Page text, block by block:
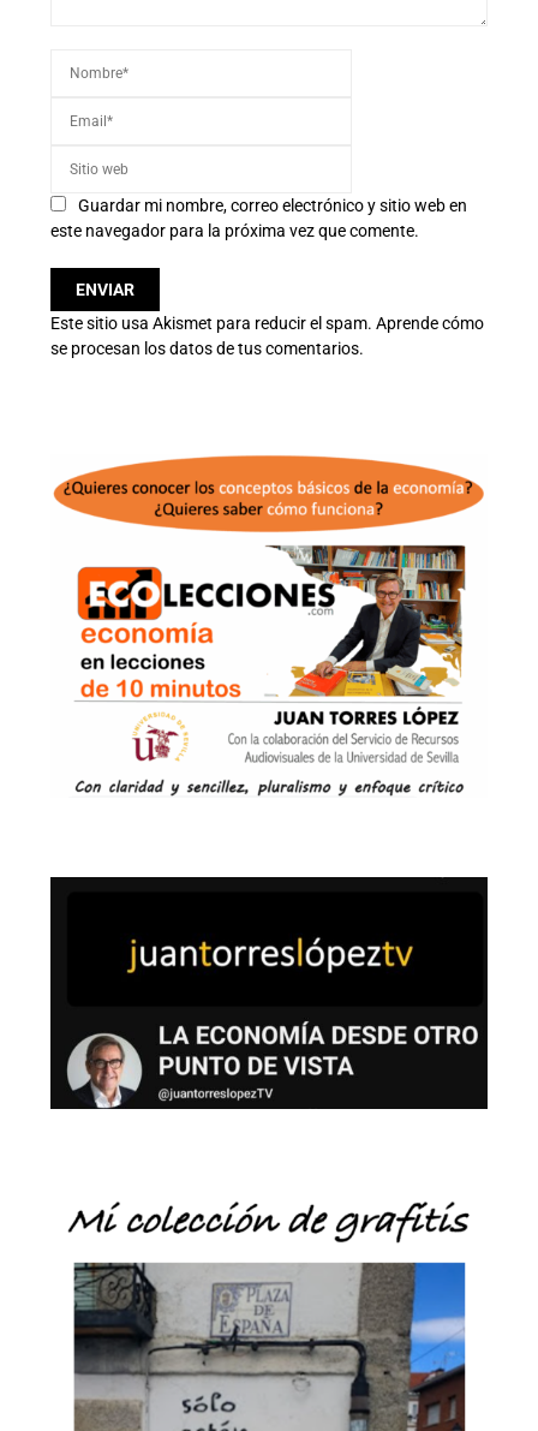
Guardar mi nombre, correo electrónico y sitio web en
este navegador para la próxima vez que comente.
Este sitio usa Akismet para reducir el spam. Aprende cómo
se procesan los datos de tus comentarios.